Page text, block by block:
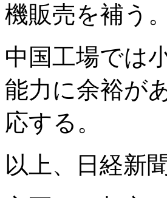
機販売を補う。
中国工場では
能力に余裕が
応する。
以上、日経新